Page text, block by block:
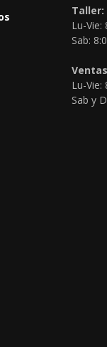
Taller:
Lu-Vie:
Sab:
Lu-Vie:
Sab y